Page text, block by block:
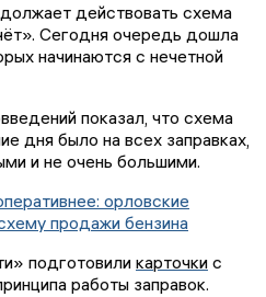
действовать схема
Сегодня очередь дошла
начинаются с нечетной
показал, что схема
дня было на всех заправках,
и не очень большими.
орловские
продажи бензина
подготовили карточки с
работы заправок.